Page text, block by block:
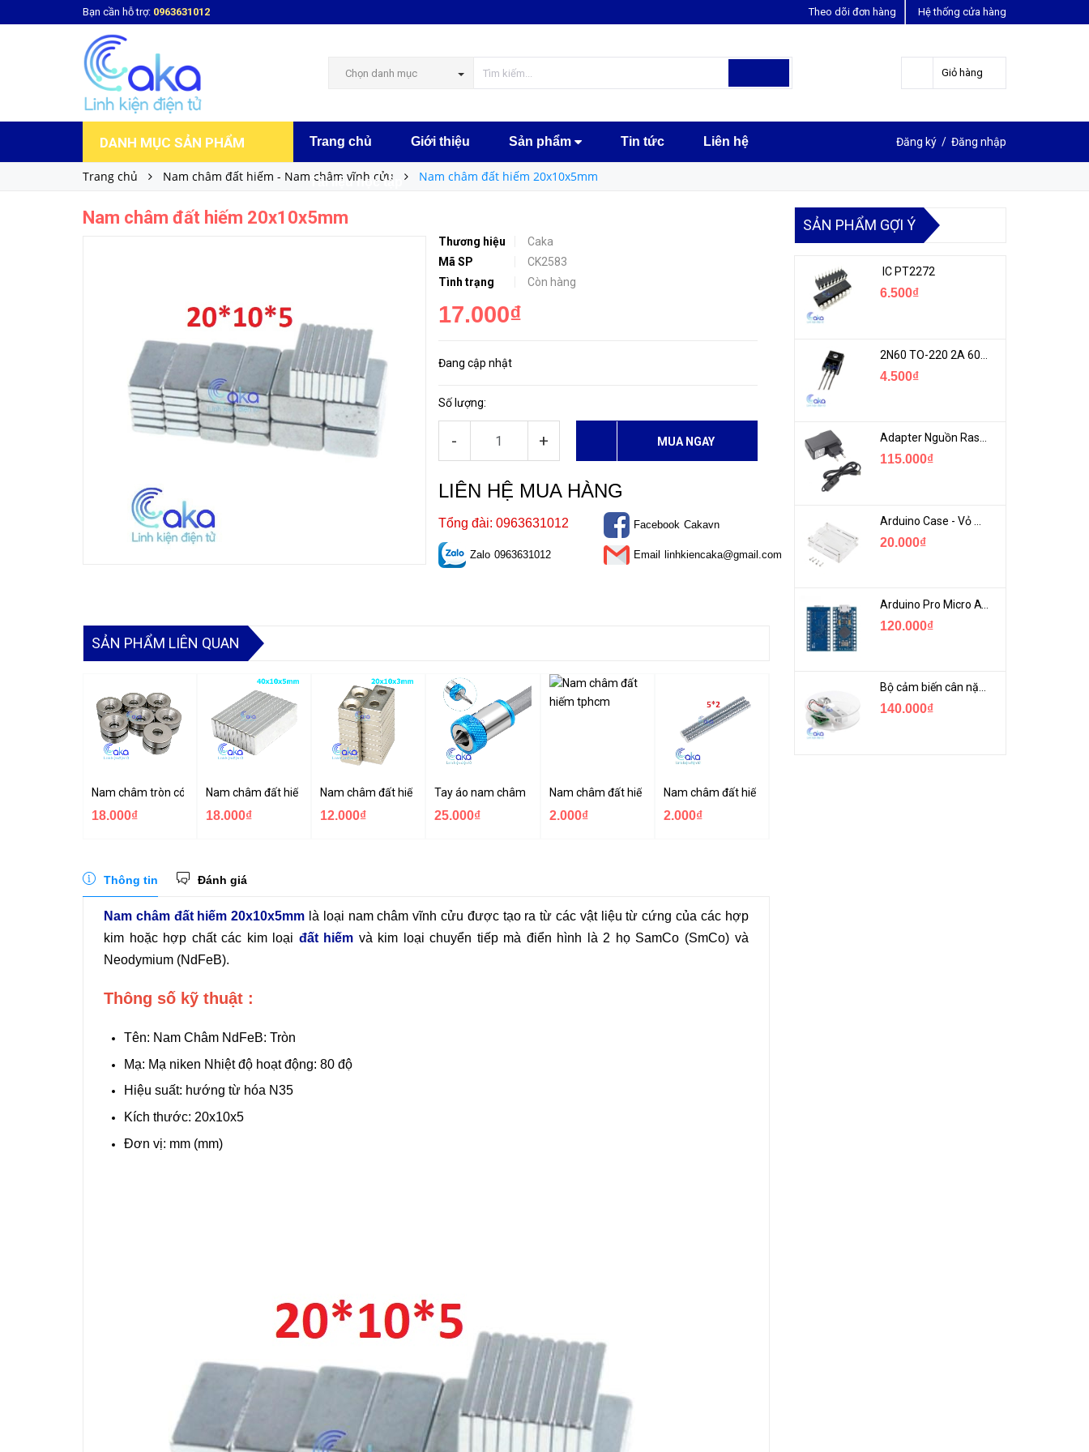
Bạn cần hỗ trợ: 0963631012 Hệ thống cửa hàng
Theo dõi đơn hàng
Chọn danh mục Giỏ hàng
DANH MỤC SẢN PHẨM Trang chủ Giới thiệu Sản phẩm Tin tức Liên hệ
Tài liệu học tập
Đăng ký / Đăng nhập
Trang chủ Nam châm đất hiếm - Nam châm vĩnh cửu Nam châm đất hiếm 20x10x5mm
Nam châm đất hiếm 20x10x5mm
Thương hiệu
Caka
Mã SP
CK2583
Tình trạng
Còn hàng
17.000₫
Đang cập nhật
Số lượng:
- + MUA NGAY
LIÊN HỆ MUA HÀNG
Tổng đài: 0963631012
Zalo 0963631012
Facebook Cakavn
Email linhkiencaka@gmail.com
Nam châm đất hiếm 20x10x5mm
MUA NGAY LIÊN HỆ ĐẶT HÀNG
SẢN PHẨM LIÊN QUAN
Nam châm tròn có lỗ NdFeB
18.000₫
Nam châm đất hiếm 40x10x5mm
18.000₫
Nam châm đất hiếm 20x10x3mm
12.000₫
Tay áo nam châm giữ vít
25.000₫
Nam châm đất hiếm tphcm
2.000₫
Nam châm đất hiếm 5x2mm
2.000₫
Thông tin Đánh giá
Nam châm đất hiếm 20x10x5mm là loại nam châm vĩnh cửu được tạo ra từ các vật liệu từ cứng của các hợp
kim hoặc hợp chất các kim loại đất hiếm và kim loại chuyển tiếp mà điển hình là 2 họ SamCo (SmCo) và
Neodymium (NdFeB).
Thông số kỹ thuật :
Tên: Nam Châm NdFeB: Tròn
Mạ: Mạ niken Nhiệt độ hoạt động: 80 độ
Hiệu suất: hướng từ hóa N35
Kích thước: 20x10x5
Đơn vị: mm (mm)
SẢN PHẨM GỢI Ý
IC PT2272
6.500₫
4.500₫
Adapter Nguồn Raspberry 5V 2.5A - USB Micro Có Công Tắc
115.000₫
20.000₫
Arduino Pro Micro ATmega32U4 USB Mini
120.000₫
Bộ cảm biến cân nặng loadcell 1KG khung mica
140.000₫